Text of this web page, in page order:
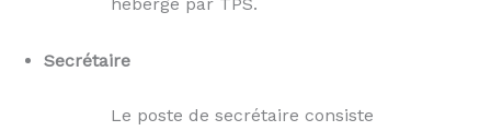
hébergé par TPS.
Secrétaire
Le poste de secrétaire consiste